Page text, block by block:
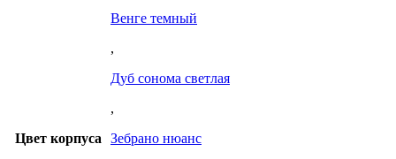
Цвет корпуса
Венге темный
,
Дуб сонома светлая
,
Зебрано нюанс